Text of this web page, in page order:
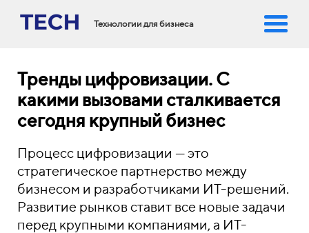
Технологии для бизнеса
Тренды цифровизации. С
какими вызовами сталкивается
сегодня крупный бизнес
Процесс цифровизации — это
стратегическое партнерство между
бизнесом и разработчиками ИТ-решений.
Развитие рынков ставит все новые задачи
перед крупными компаниями, а ИТ-